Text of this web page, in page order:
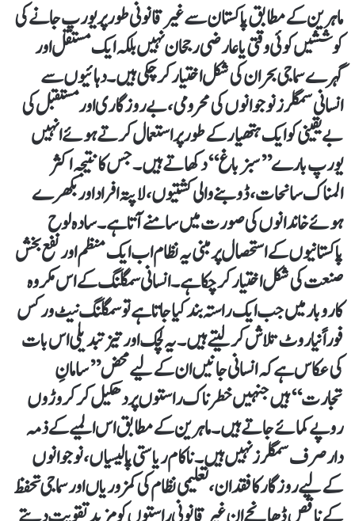
ماہرین کے مطابق پاکستان سے غیر قانونی طور پر یورپ جانے کی
کوششیں کوئی وقتی یا عارضی رجحان نہیں بلکہ ایک مستقل اور
گہرے سماجی بحران کی شکل اختیار کر چکی ہیں۔ دہائیوں سے
انسانی سمگلرز نوجوانوں کی محرومی، بے روزگاری اور مستقبل کی
بے یقینی کو ایک ہتھیار کے طور پر استعمال کرتے ہوئے انہیں
یورپ بارے ’’سبز باغ‘‘ دکھاتے ہیں۔ جس کا نتیجہ اکثر
المناک سانحات، ڈوبنے والی کشتیوں، لاپتہ افراد اور بکھرے
ہوئے خاندانوں کی صورت میں سامنے آتا ہے۔ سادہ لوح
پاکستانیوں کے استحصال پر مبنی یہ نظام اب ایک منظم اور نفع بخش
صنعت کی شکل اختیار کر چکا ہے۔ انسانی سمگلنگ کے اس مکروہ
کاروبار میں جب ایک راستہ بند کیا جاتا ہے تو سمگلنگ نیٹ ورکس
فوراً نیا روٹ تلاش کر لیتے ہیں۔ یہ لچک اور تیز تبدیلی اس بات
کی عکاس ہے کہ انسانی جانیں ان کے لیے محض ’’سامانِ
تجارت‘‘ ہیں جنہیں خطرناک راستوں پر دھکیل کر کروڑوں
روپے کمائے جاتے ہیں۔ ماہرین کے مطابق اس المیے کے ذمہ
دار صرف سمگلرز نہیں ہیں۔ ناکام ریاستی پالیسیاں، نوجوانوں
کے لیے روزگار کا فقدان، تعلیمی نظام کی کمزوریاں اور سماجی تحفظ